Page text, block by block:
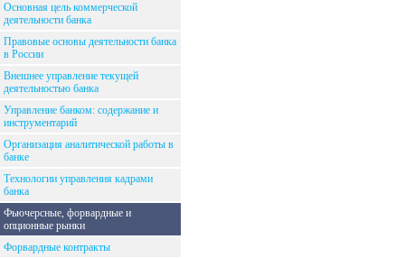
Основная цель коммерческой
деятельности банка
Правовые основы деятельности банка
в России
Внешнее управление текущей
деятельностью банка
Управление банком: содержание и
инструментарий
Организация аналитической работы в
банке
Технологии управления кадрами
банка
Фьючерсные, форвардные и
опционные рынки
Форвардные контракты